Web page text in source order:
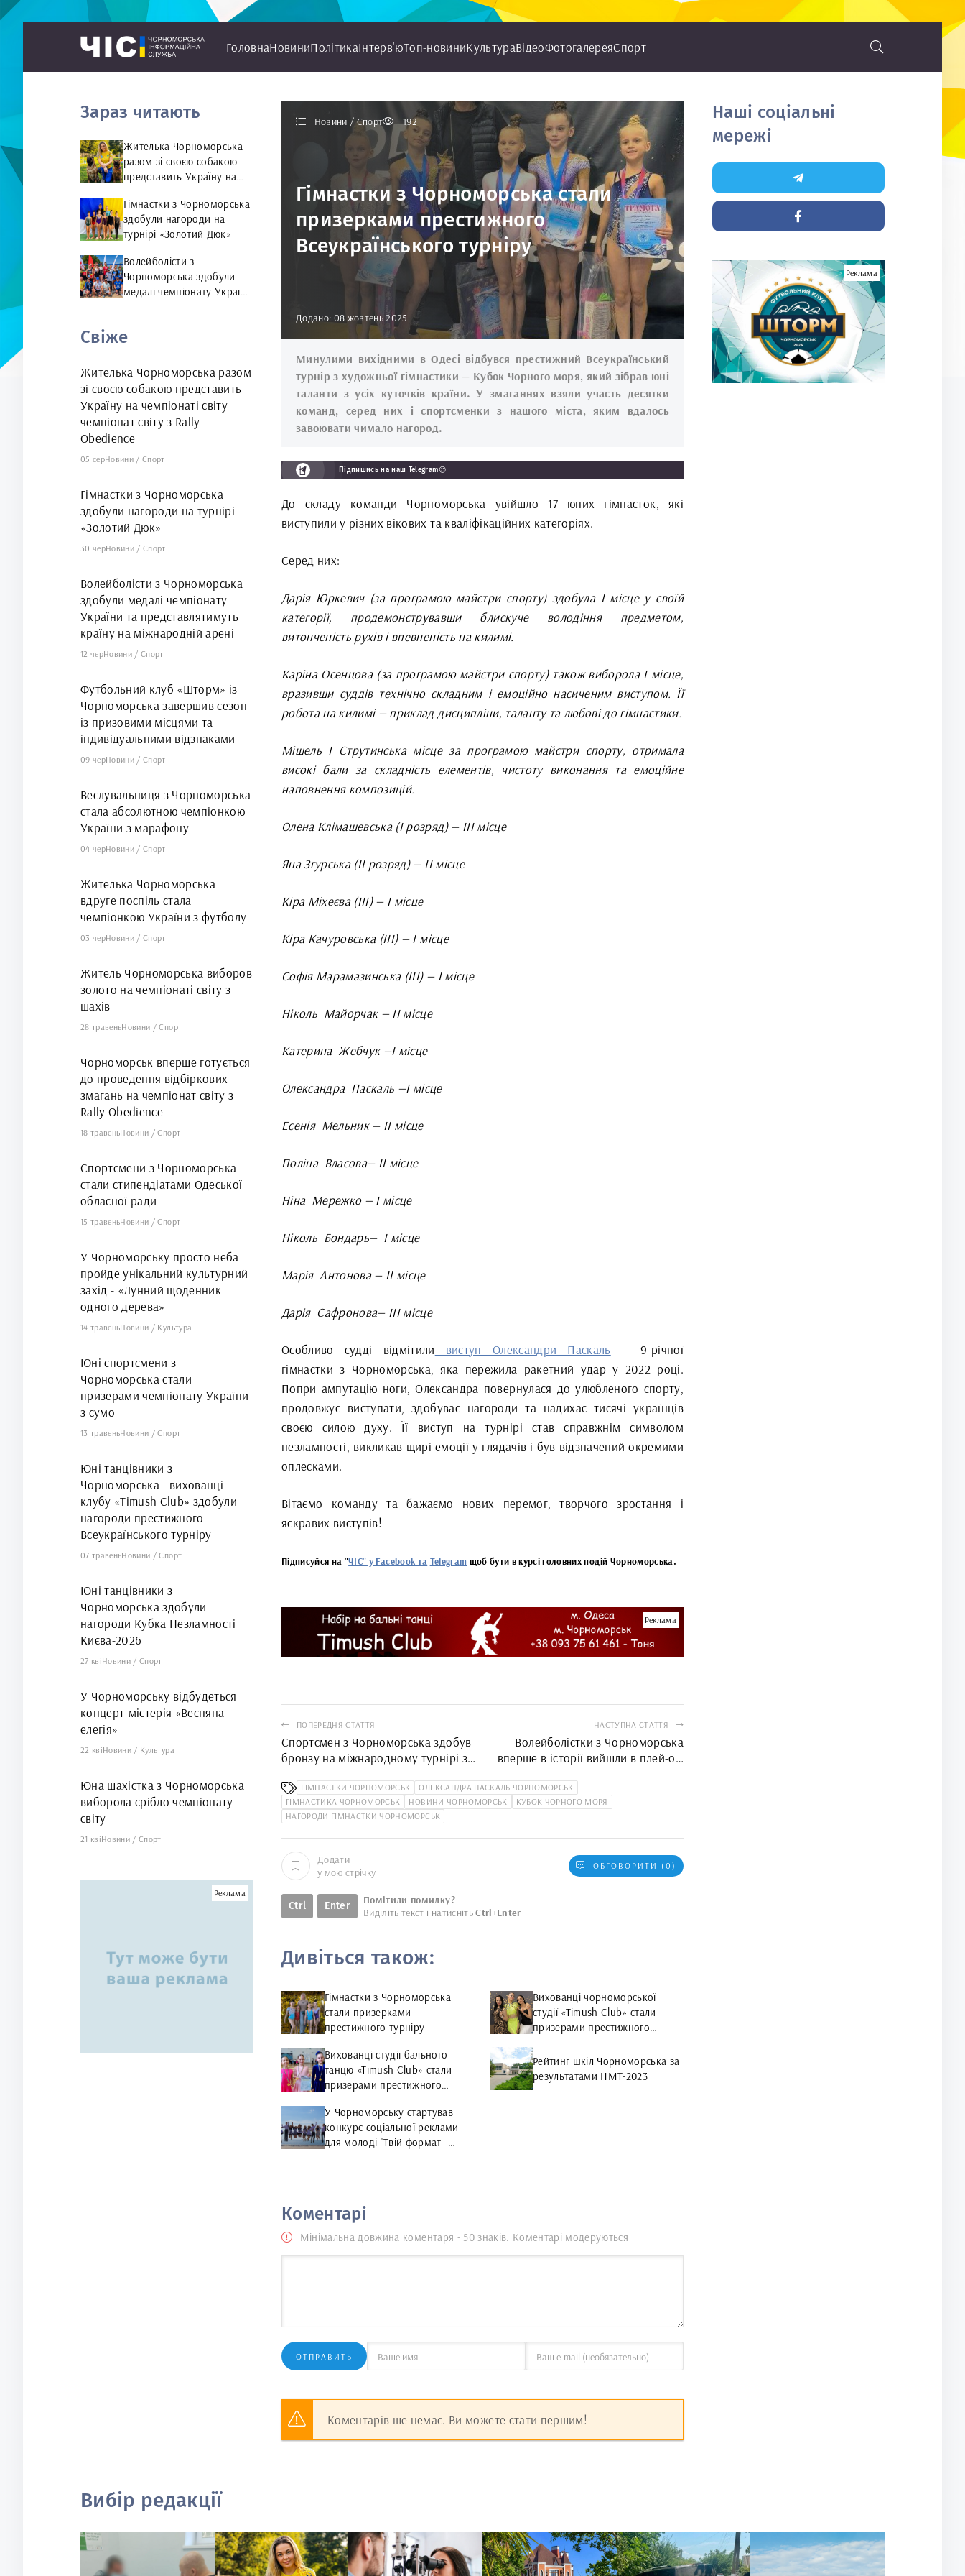
ГоловнаНовиниПолітикаІнтерв'юТоп-новиниКультураВідеоФотогалереяСпорт
Новини / Спорт 192
Гімнастки з Чорноморська стали
призерками престижного
Всеукраїнського турніру
Додано: 08 жовтень 2025
Минулими вихідними в Одесі відбувся престижний Всеукраїнський
турнір з художньої гімнастики — Кубок Чорного моря, який зібрав юні
таланти з усіх куточків країни. У змаганнях взяли участь десятки
команд, серед них і спортсменки з нашого міста, яким вдалось
завоювати чимало нагород.
Підпишись на наш Telegram😉
До складу команди Чорноморська увійшло 17 юних гімнасток, які
виступили у різних вікових та кваліфікаційних категоріях.
Серед них:
Дарія Юркевич (за програмою майстри спорту) здобула І місце у своїй
категорії, продемонструвавши блискуче володіння предметом,
витонченість рухів і впевненість на килимі.
Каріна Осенцова (за програмою майстри спорту) також виборола І місце,
вразивши суддів технічно складним і емоційно насиченим виступом. Її
робота на килимі — приклад дисципліни, таланту та любові до гімнастики.
Мішель І Струтинська місце за програмою майстри спорту, отримала
високі бали за складність елементів, чистоту виконання та емоційне
наповнення композицій.
Олена Клімашевська (І розряд) — ІІІ місце
Яна Згурська (ІІ розряд) — ІІ місце
Кіра Міхеєва (ІІІ) — І місце
Кіра Качуровська (ІІІ) — І місце
Софія Марамазинська (ІІІ) — І місце
Ніколь Майорчак — ІІ місце
Катерина Жебчук —І місце
Олександра Паскаль —І місце
Есенія Мельник — ІІ місце
Поліна Власова— ІІ місце
Ніна Мережко — І місце
Ніколь Бондарь— І місце
Марія Антонова — ІІ місце
Дарія Сафронова— ІІІ місце
Особливо судді відмітили виступ Олександри Паскаль — 9-річної
гімнастки з Чорноморська, яка пережила ракетний удар у 2022 році.
Попри ампутацію ноги, Олександра повернулася до улюбленого спорту,
продовжує виступати, здобуває нагороди та надихає тисячі українців
своєю силою духу. Її виступ на турнірі став справжнім символом
незламності, викликав щирі емоції у глядачів і був відзначений окремими
оплесками.
Вітаємо команду та бажаємо нових перемог, творчого зростання і
яскравих виступів!
Підписуйся на "ЧІС" у Facebook та Telegram щоб бути в курсі головних подій Чорноморська.
Реклама
ПОПЕРЕДНЯ СТАТТЯ
Спортсмен з Чорноморська здобув
бронзу на міжнародному турнірі з
НАСТУПНА СТАТТЯ
Волейболістки з Чорноморська
вперше в історії вийшли в плей-оф
ГІМНАСТКИ ЧОРНОМОРСЬК
ОЛЕКСАНДРА ПАСКАЛЬ ЧОРНОМОРСЬК
ГІМНАСТИКА ЧОРНОМОРСЬК
НОВИНИ ЧОРНОМОРСЬК
КУБОК ЧОРНОГО МОРЯ
НАГОРОДИ ГІМНАСТКИ ЧОРНОМОРСЬК
Додати
у мою стрічку
ОБГОВОРИТИ (0)
Ctrl Enter
Помітили помилку?
Виділіть текст і натиснітьCtrl+Enter
Дивіться також:
Гімнастки з Чорноморська
стали призерками
престижного турніру
Вихованці чорноморської
студії «Timush Club» стали
призерами престижного
Вихованці студії бального
танцю «Timush Club» стали
призерами престижного
Рейтинг шкіл Чорноморська за
результатами НМТ-2023
У Чорноморську стартував
конкурс соціальної реклами
для молоді "Твій формат -
Коментарі
Мінімальна довжина коментаря - 50 знаків. Коментарі модеруються
ОТПРАВИТЬ
Коментарів ще немає. Ви можете стати першим!
Зараз читають
Жителька Чорноморська
разом зі своєю собакою
представить Україну на
світу з Rally Obedience
Гімнастки з Чорноморська
здобули нагороди на
турнірі «Золотий Дюк»
Волейболісти з
Чорноморська здобули
медалі чемпіонату України
арені
Свіже
Жителька Чорноморська разом
зі своєю собакою представить
Україну на чемпіонаті світу
чемпіонат світу з Rally
Obedience
05 серНовини /Спорт
Гімнастки з Чорноморська
здобули нагороди на турнірі
«Золотий Дюк»
30 черНовини /Спорт
Волейболісти з Чорноморська
здобули медалі чемпіонату
України та представлятимуть
країну на міжнародній арені
12 черНовини /Спорт
Футбольний клуб «Шторм» із
Чорноморська завершив сезон
із призовими місцями та
індивідуальними відзнаками
09 черНовини /Спорт
Веслувальниця з Чорноморська
стала абсолютною чемпіонкою
України з марафону
04 черНовини /Спорт
Жителька Чорноморська
вдруге поспіль стала
чемпіонкою України з футболу
03 черНовини /Спорт
Житель Чорноморська виборов
золото на чемпіонаті світу з
шахів
28 травеньНовини /Спорт
Чорноморськ вперше готується
до проведення відбіркових
змагань на чемпіонат світу з
Rally Obedience
18 травеньНовини /Спорт
Спортсмени з Чорноморська
стали стипендіатами Одеської
обласної ради
15 травеньНовини /Спорт
У Чорноморську просто неба
пройде унікальний культурний
захід - «Лунний щоденник
одного дерева»
14 травеньНовини / Культура
Юні спортсмени з
Чорноморська стали
призерами чемпіонату України
з сумо
13 травеньНовини /Спорт
Юні танцівники з
Чорноморська - вихованці
клубу «Timush Club» здобули
нагороди престижного
Всеукраїнського турніру
07 травеньНовини /Спорт
Юні танцівники з
Чорноморська здобули
нагороди Кубка Незламності
Києва-2026
27 квіНовини /Спорт
У Чорноморську відбудеться
концерт-містерія «Весняна
елегія»
22 квіНовини / Культура
Юна шахістка з Чорноморська
виборола срібло чемпіонату
світу
21 квіНовини /Спорт
Реклама
Наші соціальні
мережі
Реклама
Вибір редакції